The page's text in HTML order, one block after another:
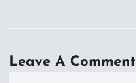
Leave A Comment